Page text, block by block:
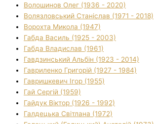
Волошинов Олег (1936 - 2020)
Волязловський Станіслав (1971 - 2018)
Ворохта Микола (1947)
Габда Василь (1925 - 2003)
Габда Владислав (1961)
Гавдзинський Альбін (1923 - 2014)
Гавриленко Григорій (1927 - 1984)
Гавришкевич Ігор (1955)
Гай Сергій (1959)
Гайдук Віктор (1926 - 1992)
Галдецька Світлана (1972)